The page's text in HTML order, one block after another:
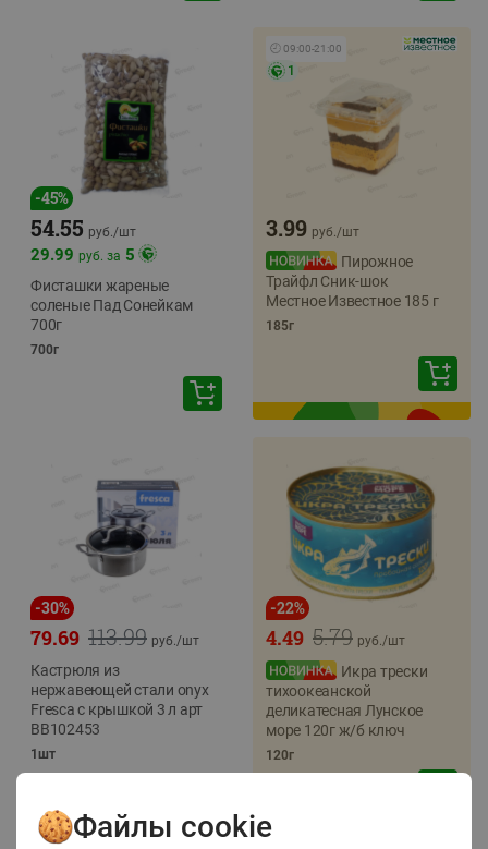
-45%
54.55 руб./шт
29.99 руб. за 5
Фисташки жареные
соленые Пад Сонейкам
700г
700г
🕘 09:00-21:00
1
3.99 руб./шт
Пирожное
Трайфл Сник-шок
Местное Известное 185 г
185г
-30%
113.99
79.69 руб./шт
Кастрюля из
нержавеющей стали onyx
Fresca с крышкой 3 л арт
BB102453
1шт
-22%
5.79
4.49 руб./шт
Икра трески
тихоокеанской
деликатесная Лунское
море 120г ж/б ключ
120г
Файлы cookie